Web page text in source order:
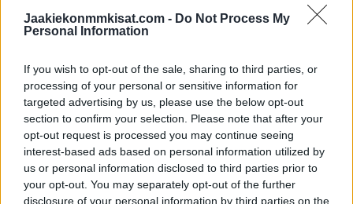
Jaakiekonmmkisat.com - Do Not Process My
Personal Information
If you wish to opt-out of the sale, sharing to third parties, or
processing of your personal or sensitive information for
targeted advertising by us, please use the below opt-out
section to confirm your selection. Please note that after your
opt-out request is processed you may continue seeing
interest-based ads based on personal information utilized by
us or personal information disclosed to third parties prior to
your opt-out. You may separately opt-out of the further
disclosure of your personal information by third parties on the
Järvinen hyppäsi kehiin. Nyt mukaan liittyvä Mattila ei vie
lopullisista leimauksista paikkaa, vaan hän saapuu
kisapaikalle myöhään torstaina.
Tsekkaa myös:Lehti: Itävallan maalivahdit suuttuivat, kun Atte
Tolvanen sai kansalaisuuden ja valittiin maajoukkueeseen